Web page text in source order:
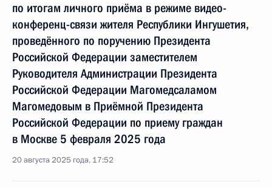
по итогам личного приёма в режиме видео-
конференц-связи жителя Республики Ингушетия,
проведённого по поручению Президента
Российской Федерации заместителем
Руководителя Администрации Президента
Российской Федерации Магомедсаламом
Магомедовым в Приёмной Президента
Российской Федерации по приему граждан
в Москве 5 февраля 2025 года
20 августа 2025 года, 17:52